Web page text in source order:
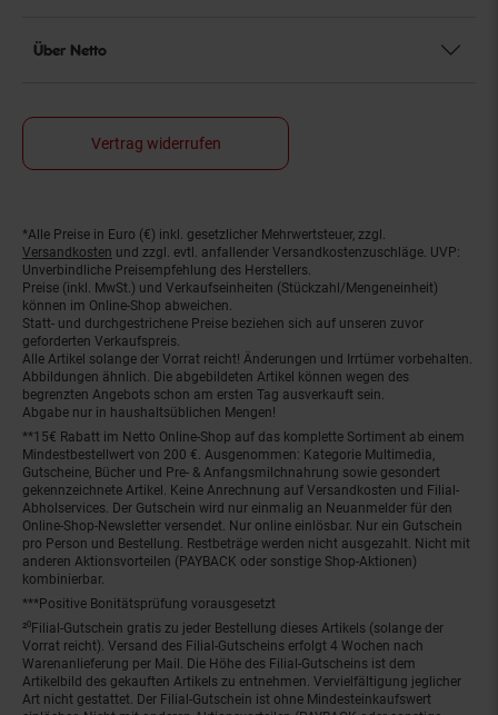
Über Netto
Vertrag widerrufen
Fußnoten
*Alle Preise in Euro (€) inkl. gesetzlicher Mehrwertsteuer, zzgl.
Versandkosten und zzgl. evtl. anfallender Versandkostenzuschläge. UVP:
Unverbindliche Preisempfehlung des Herstellers.
Preise (inkl. MwSt.) und Verkaufseinheiten (Stückzahl/Mengeneinheit)
können im Online-Shop abweichen.
Statt- und durchgestrichene Preise beziehen sich auf unseren zuvor
geforderten Verkaufspreis.
Alle Artikel solange der Vorrat reicht! Änderungen und Irrtümer vorbehalten.
Abbildungen ähnlich. Die abgebildeten Artikel können wegen des
begrenzten Angebots schon am ersten Tag ausverkauft sein.
Abgabe nur in haushaltsüblichen Mengen!
**15€ Rabatt im Netto Online-Shop auf das komplette Sortiment ab einem
Mindestbestellwert von 200 €. Ausgenommen: Kategorie Multimedia,
Gutscheine, Bücher und Pre- & Anfangsmilchnahrung sowie gesondert
gekennzeichnete Artikel. Keine Anrechnung auf Versandkosten und Filial-
Abholservices. Der Gutschein wird nur einmalig an Neuanmelder für den
Online-Shop-Newsletter versendet. Nur online einlösbar. Nur ein Gutschein
pro Person und Bestellung. Restbeträge werden nicht ausgezahlt. Nicht mit
anderen Aktionsvorteilen (PAYBACK oder sonstige Shop-Aktionen)
kombinierbar.
***Positive Bonitätsprüfung vorausgesetzt
²⁰Filial-Gutschein gratis zu jeder Bestellung dieses Artikels (solange der
Vorrat reicht). Versand des Filial-Gutscheins erfolgt 4 Wochen nach
Warenanlieferung per Mail. Die Höhe des Filial-Gutscheins ist dem
Artikelbild des gekauften Artikels zu entnehmen. Vervielfältigung jeglicher
Art nicht gestattet. Der Filial-Gutschein ist ohne Mindesteinkaufswert